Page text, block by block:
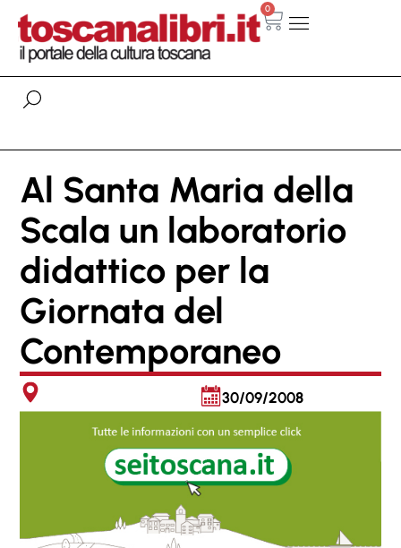
0
Al Santa Maria della
Scala un laboratorio
didattico per la
Giornata del
Contemporaneo
30/09/2008